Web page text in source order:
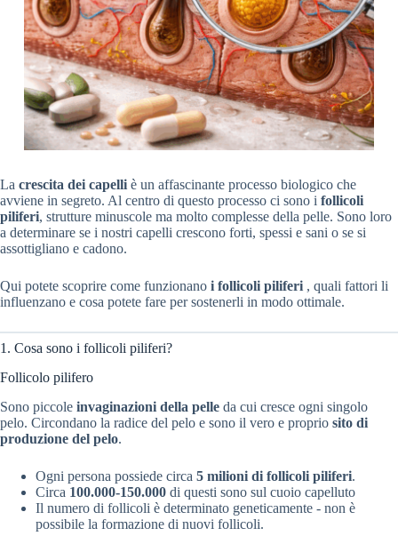
La crescita dei capelli è un affascinante processo biologico che
avviene in segreto. Al centro di questo processo ci sono i follicoli
piliferi, strutture minuscole ma molto complesse della pelle. Sono loro
a determinare se i nostri capelli crescono forti, spessi e sani o se si
assottigliano e cadono.
Qui potete scoprire come funzionano i follicoli piliferi , quali fattori li
influenzano e cosa potete fare per sostenerli in modo ottimale.
1. Cosa sono i follicoli piliferi?
Follicolo pilifero
Sono piccole invaginazioni della pelle da cui cresce ogni singolo
pelo. Circondano la radice del pelo e sono il vero e proprio sito di
produzione del pelo.
Ogni persona possiede circa 5 milioni di follicoli piliferi.
Circa 100.000-150.000 di questi sono sul cuoio capelluto
Il numero di follicoli è determinato geneticamente - non è
possibile la formazione di nuovi follicoli.